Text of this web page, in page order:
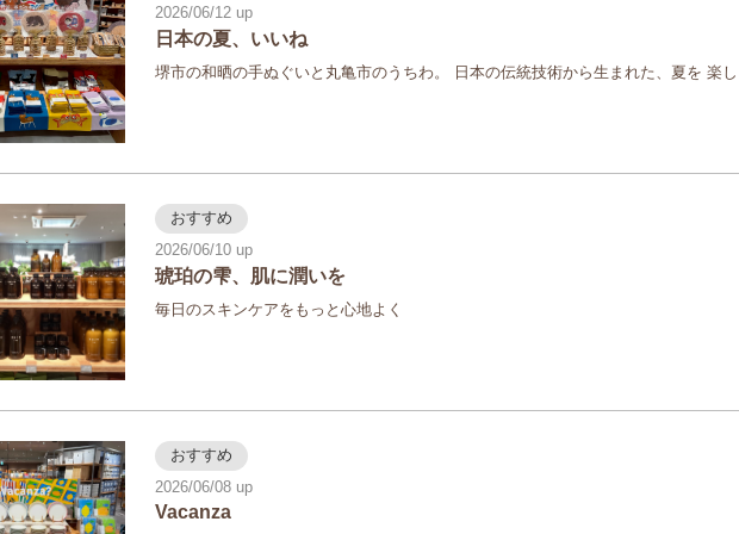
2026/06/12
日本の夏、いいね
堺市の和晒の手ぬぐいと丸亀市のうちわ。 日本の伝統技術から生まれた、夏を 楽し
おすすめ
2026/06/10
琥珀の雫、肌に潤いを
毎日のスキンケアをもっと心地よく
おすすめ
2026/06/08
Vacanza